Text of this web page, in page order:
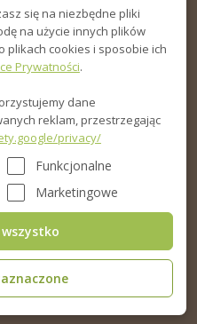
Wszelkie prawa zastrzeżone.
się na niezbędne pliki
na użycie innych plików
plikach cookies i sposobie ich
Prywatności.
dane
reklam, przestrzegając
privacy/
Funkcjonalne
Marketingowe